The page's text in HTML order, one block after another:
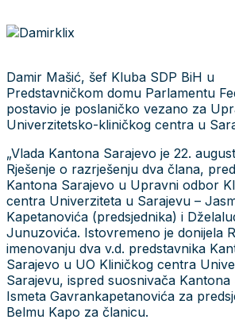
Damir Mašić, šef Kluba SDP BiH u
Predstavničkom domu Parlamentu
postavio je poslaničko vezano za
Univerzitetsko-kliničkog centra u
„Vlada Kantona Sarajevo je 22.
Rješenje o razrješenju dva člana,
Kantona Sarajevo u Upravni odbor
centra Univerziteta u Sarajevu –
Kapetanovića (predsjednika) i
Junuzovića. Istovremeno je donijela
imenovanju dva v.d. predstavnika
Sarajevo u UO Kliničkog centra
Sarajevu, ispred suosnivača Kantona
Ismeta Gavrankapetanovića za
Belmu Kapo za članicu.